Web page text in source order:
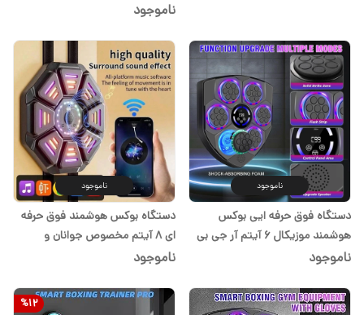
ناموجود
ناموجود
دستگاه فوق حرفه ایی بوکس
هوشمند موزیکال 6 آیتم آر جی بی
دار
ناموجود
ناموجود
دستگاه بوکس هوشمند فوق حرفه
ای 8 آیتم مخصوص جوانان و
بزرگسالان
ناموجود
%12